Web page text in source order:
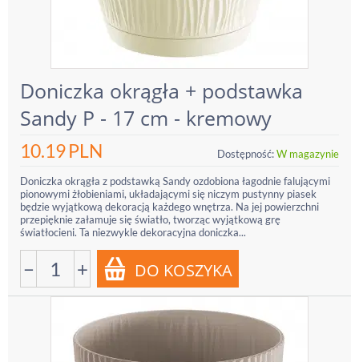
Doniczka okrągła + podstawka
Sandy P - 17 cm - kremowy
10.19PLN Dostępność:W magazynie
Doniczka okrągła z podstawką Sandy ozdobiona łagodnie falującymi
pionowymi żłobieniami, układającymi się niczym pustynny piasek
będzie wyjątkową dekoracją każdego wnętrza. Na jej powierzchni
przepięknie załamuje się światło, tworząc wyjątkową grę
światłocieni. Ta niezwykle dekoracyjna doniczka...
− +